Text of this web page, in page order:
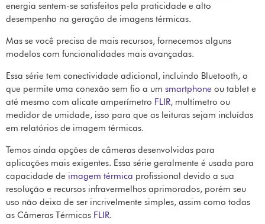
energia sentem-se satisfeitos pela praticidade e alto
desempenho na geração de imagens térmicas.
Mas se você precisa de mais recursos, fornecemos alguns
modelos com funcionalidades mais avançadas.
Essa série tem conectividade adicional, incluindo Bluetooth, o
que permite uma conexão sem fio a um smartphone ou tablet e
até mesmo com alicate amperímetro FLIR, multímetro ou
medidor de umidade, isso para que as leituras sejam incluídas
em relatórios de imagem térmicas.
Temos ainda opções de câmeras desenvolvidas para
aplicações mais exigentes. Essa série geralmente é usada para
capacidade de imagem térmica profissional devido a sua
resolução e recursos infravermelhos aprimorados, porém seu
uso não deixa de ser incrivelmente simples, assim como todas
as Câmeras Térmicas FLIR.